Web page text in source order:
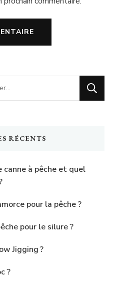
RÉCENTS
canne à pêche et quel
pour la pêche ?
pour le silure ?
Jigging ?
?